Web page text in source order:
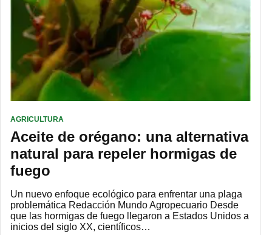
AGRICULTURA
Aceite de orégano: una alternativa
natural para repeler hormigas de
fuego
Un nuevo enfoque ecológico para enfrentar una plaga
problemática Redacción Mundo Agropecuario Desde
que las hormigas de fuego llegaron a Estados Unidos a
inicios del siglo XX, científicos…